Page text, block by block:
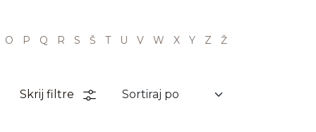
O P Q R S Š T U V W X Y Z Ž
Skrij filtre